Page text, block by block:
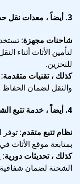
3. أيضاً ، معدات نقل
شاحنات مجهزة:
لتأمين الأثاث أثناء
للتخزين.
كذلك ، تقنيات متقدمة
والنقل لضمان الحفاظ
4. أيضاً ، خدمة تتبع
نظام تتبع متقدم:
بمتابعة موقع الأثاث
كذلك ، تحديثات دورية:
الشحنة لضمان شفافية